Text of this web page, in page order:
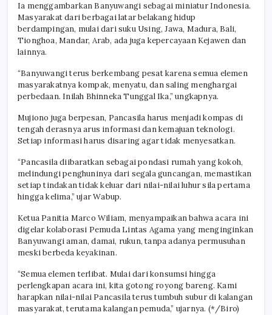
Ia menggambarkan Banyuwangi sebagai miniatur Indonesia.
Masyarakat dari berbagai latar belakang hidup
berdampingan, mulai dari suku Using, Jawa, Madura, Bali,
Tionghoa, Mandar, Arab, ada juga kepercayaan Kejawen dan
lainnya.
“Banyuwangi terus berkembang pesat karena semua elemen
masyarakatnya kompak, menyatu, dan saling menghargai
perbedaan. Inilah Bhinneka Tunggal Ika,” ungkapnya.
Mujiono juga berpesan, Pancasila harus menjadi kompas di
tengah derasnya arus informasi dan kemajuan teknologi.
Setiap informasi harus disaring agar tidak menyesatkan.
“Pancasila diibaratkan sebagai pondasi rumah yang kokoh,
melindungi penghuninya dari segala guncangan, memastikan
setiap tindakan tidak keluar dari nilai-nilai luhur sila pertama
hingga kelima,” ujar Wabup.
Ketua Panitia Marco Wiliam, menyampaikan bahwa acara ini
digelar kolaborasi Pemuda Lintas Agama yang menginginkan
Banyuwangi aman, damai, rukun, tanpa adanya permusuhan
meski berbeda keyakinan.
“Semua elemen terlibat. Mulai dari konsumsi hingga
perlengkapan acara ini, kita gotong royong bareng. Kami
harapkan nilai-nilai Pancasila terus tumbuh subur di kalangan
masyarakat, terutama kalangan pemuda,” ujarnya. (*/Biro)